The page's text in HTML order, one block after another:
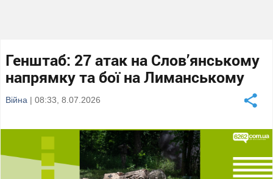
Генштаб: 27 атак на Слов’янському
напрямку та бої на Лиманському
Війна | 08:33, 8.07.2026